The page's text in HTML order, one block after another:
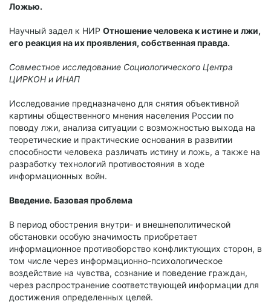
Ложью.
Научный задел к НИР Отношение человека к истине и лжи,
его реакция на их проявления, собственная правда.
Совместное исследование Социологического Центра
ЦИРКОН и ИНАП
Исследование предназначено для снятия объективной
картины общественного мнения населения России по
поводу лжи, анализа ситуации с возможностью выхода на
теоретические и практические основания в развитии
способности человека различать истину и ложь, а также на
разработку технологий противостояния в ходе
информационных войн.
Введение. Базовая проблема
В период обострения внутри- и внешнеполитической
обстановки особую значимость приобретает
информационное противоборство конфликтующих сторон, в
том числе через информационно-психологическое
воздействие на чувства, сознание и поведение граждан,
через распространение соответствующей информации для
достижения определенных целей.